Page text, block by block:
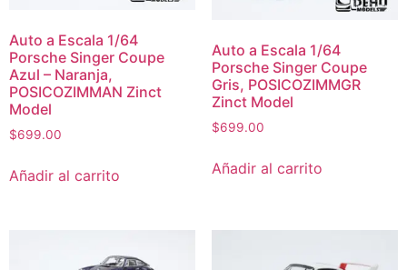
Auto a Escala 1/64
Porsche Singer Coupe
Azul – Naranja,
POSICOZIMMAN Zinct
Model
$699.00
Añadir al carrito
Auto a Escala 1/64
Porsche Singer Coupe
Gris, POSICOZIMMGR
Zinct Model
$699.00
Añadir al carrito